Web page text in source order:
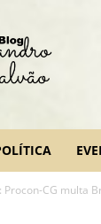
Procon-CG multa